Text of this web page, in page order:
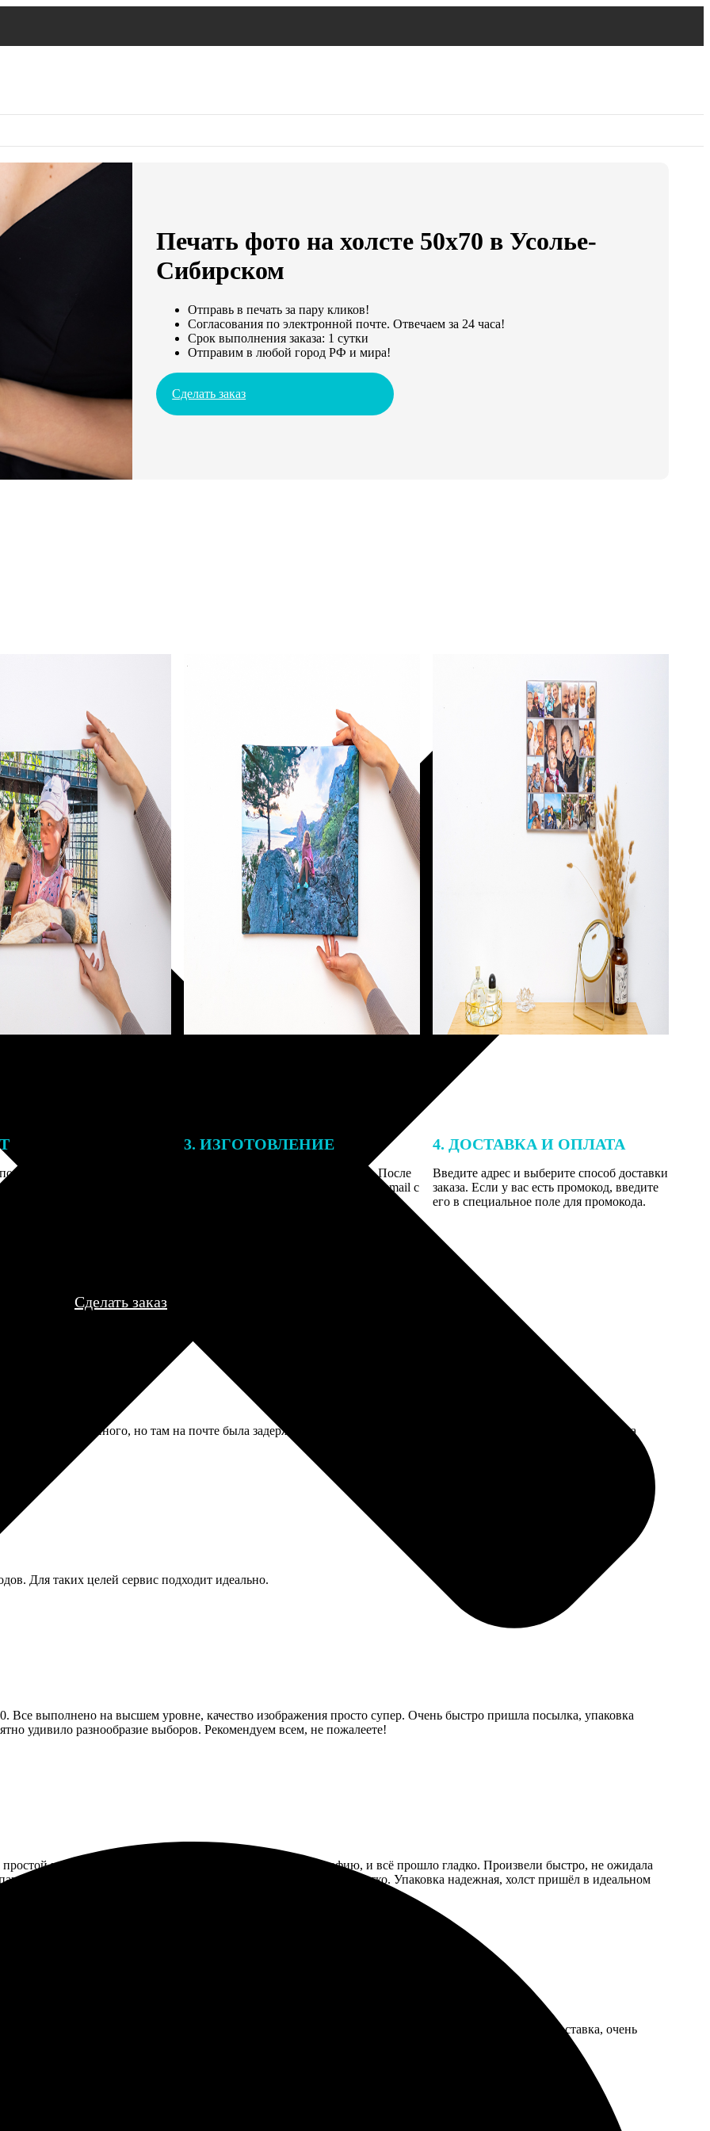
Печать фото на холсте 50х70 в Усолье-
Сибирском
Отправь в печать за пару кликов!
Согласования по электронной почте. Отвечаем за 24 часа!
Срок выполнения заказа: 1 сутки
Отправим в любой город РФ и мира!
Сделать заказ
заказа к печати
могут связаться с Вами
телефону или email для
деталей.
3. ИЗГОТОВЛЕНИЕ
Оплатите заказ банковской картой. После
оплаты получите подтверждение на email с
описанием заказа. Когда отправим заказ
4. ДОСТАВКА И ОПЛАТА
Введите адрес и выберите способ доставки
заказа. Если у вас есть промокод, введите
его в специальное поле для промокода.
Сделать заказ
позже обещанного, но там на почте была задержка, не вина сервиса. Сами фотки яркие, не выцвели, как иногда
Для таких целей сервис подходит идеально.
Все выполнено на высшем уровне, качество изображения просто супер. Очень быстро пришла посылка, упаковка
удивило разнообразие выборов. Рекомендуем всем, не пожалеете!
и удобный. Выбрала холст 50х70, загрузила фотографию, и всё прошло гладко. Произвели быстро, не ожидала
дней. Характеристика качества на высоте, краски яркие, всё четко. Упаковка надежная, холст пришёл в идеальном
всем, кто ценит качество и скорость.
Сделал печать фото на холсте 50х70 - вышло просто шикарно! Качественная работа и быстрая доставка, очень